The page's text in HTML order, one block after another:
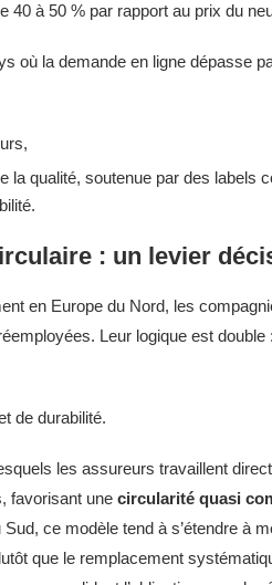
40 à 50 % par rapport au prix du
où la demande en ligne dépasse
la qualité, soutenue par des labels
: un levier
en Europe du Nord, les
Leur logique est double :
de durabilité.
les assureurs travaillent
favorisant une circularité quasi
ce modèle tend à s’étendre à
que le remplacement